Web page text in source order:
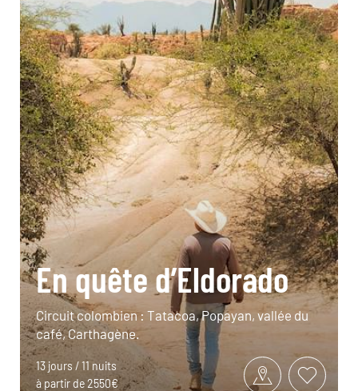
En quête d’Eldorado
Circuit colombien : Tatacoa, Popayan, vallée du
café, Carthagène.
13 jours / 11 nuits
à partir de 2550€